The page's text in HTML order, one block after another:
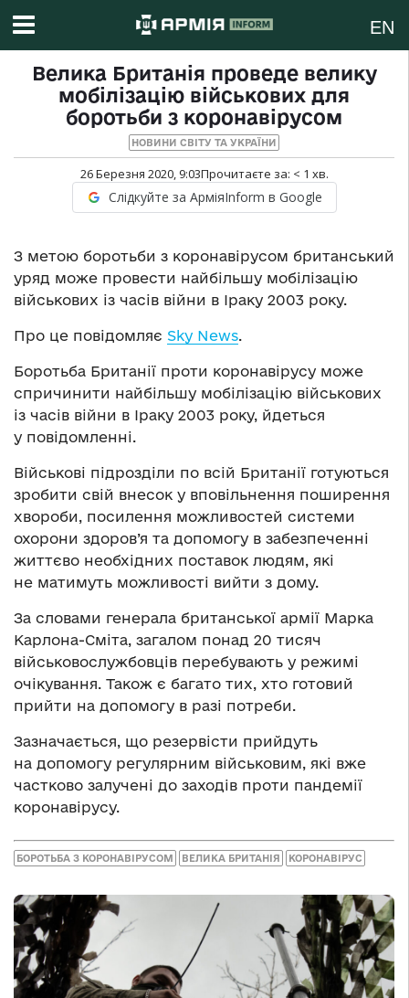
EN
Велика Британія проведе велику
мобілізацію військових для
боротьби з коронавірусом
НОВИНИ СВІТУ ТА УКРАЇНИ
26 Березня 2020, 9:03Прочитаєте за: < 1 хв.
Слідкуйте за АрміяInform в Google
З метою боротьби з коронавірусом британський
уряд може провести найбільшу мобілізацію
військових із часів війни в Іраку 2003 року.
Про це повідомляє Sky News.
Боротьба Британії проти коронавірусу може
спричинити найбільшу мобілізацію військових
із часів війни в Іраку 2003 року, йдеться
у повідомленні.
Військові підрозділи по всій Британії готуються
зробити свій внесок у вповільнення поширення
хвороби, посилення можливостей системи
охорони здоров’я та допомогу в забезпеченні
життєво необхідних поставок людям, які
не матимуть можливості вийти з дому.
За словами генерала британської армії Марка
Карлона-Сміта, загалом понад 20 тисяч
військовослужбовців перебувають у режимі
очікування. Також є багато тих, хто готовий
прийти на допомогу в разі потреби.
Зазначається, що резервісти прийдуть
на допомогу регулярним військовим, які вже
частково залучені до заходів проти пандемії
коронавірусу.
БОРОТЬБА З КОРОНАВІРУСОМ ВЕЛИКА БРИТАНІЯ КОРОНАВІРУС